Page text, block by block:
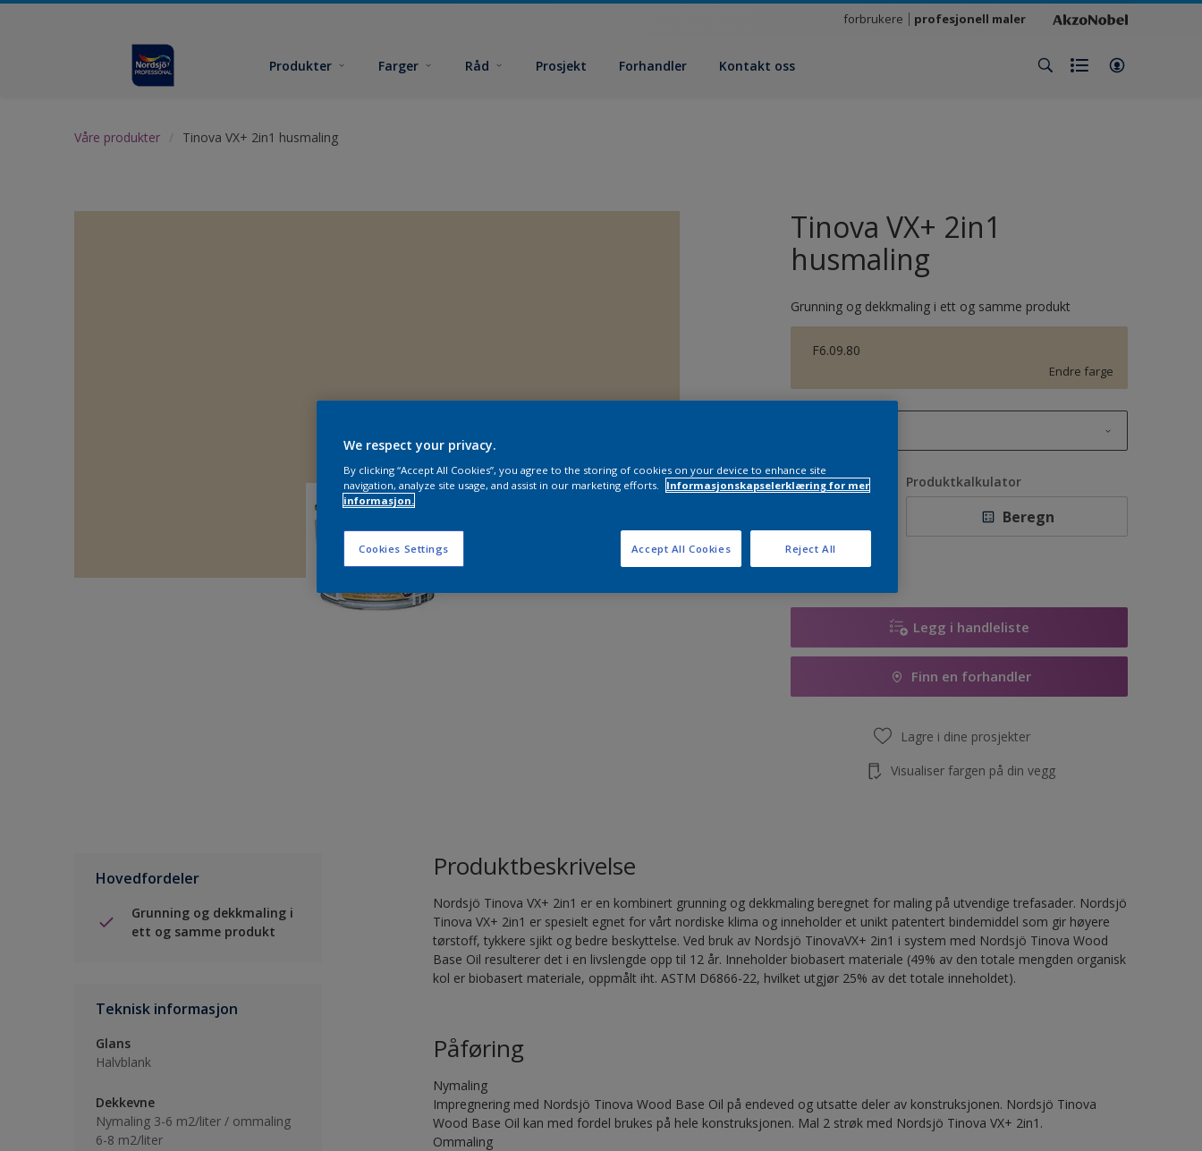
forbrukere profesjonell maler
Produkter Farger Råd Prosjekt Forhandler Kontakt oss
Våre produkter Tinova VX+ 2in1 husmaling
Tinova VX+ 2in1
husmaling
Grunning og dekkmaling i ett og samme produkt
F6.09.80
Endre farge
1L
2,5L
5L
10L
Antall Produktkalkulator
Beregn
Legg i handleliste
Finn en forhandler
Lagre i dine prosjekter
Visualiser fargen på din vegg
Hovedfordeler
Grunning og dekkmaling i
ett og samme produkt
Teknisk informasjon
Glans
Halvblank
Dekkevne
Nymaling 3-6 m2/liter / ommaling
6-8 m2/liter
Produktbeskrivelse
Nordsjö Tinova VX+ 2in1 er en kombinert grunning og dekkmaling beregnet for maling på utvendige trefasader. Nordsjö
Tinova VX+ 2in1 er spesielt egnet for vårt nordiske klima og inneholder et unikt patentert bindemiddel som gir høyere
tørstoff, tykkere sjikt og bedre beskyttelse. Ved bruk av Nordsjö TinovaVX+ 2in1 i system med Nordsjö Tinova Wood
Base Oil resulterer det i en livslengde opp til 12 år. Inneholder biobasert materiale (49% av den totale mengden organisk
kol er biobasert materiale, oppmålt iht. ASTM D6866-22, hvilket utgjør 25% av det totale inneholdet).
Påføring
Nymaling
Impregnering med Nordsjö Tinova Wood Base Oil på endeved og utsatte deler av konstruksjonen. Nordsjö Tinova
Wood Base Oil kan med fordel brukes på hele konstruksjonen. Mal 2 strøk med Nordsjö Tinova VX+ 2in1.
Ommaling
We respect your privacy.
By clicking “Accept All Cookies”, you agree to the storing of cookies on your device to enhance site
navigation, analyze site usage, and assist in our marketing efforts.
Informasjonskapselerklæring for mer
informasjon.
Cookies Settings Reject All
Accept All Cookies